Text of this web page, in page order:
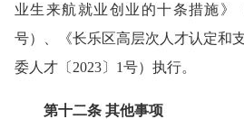
业生来航就业创业的十条措施》
号）、
《长乐区高层次人才认定和
委人才〔2023〕1号） 执行。
第十二条 其他事项